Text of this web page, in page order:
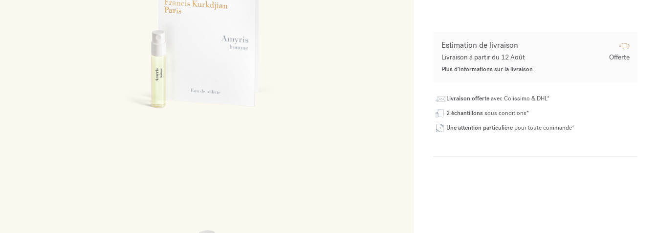
Estimation de livraison
Livraison à partir du 12 Août Offerte
Plus d’informations sur la livraison
Livraison offerteavec Colissimo & DHL*
2 échantillonssous conditions*
Une attention particulière pour toute commande*